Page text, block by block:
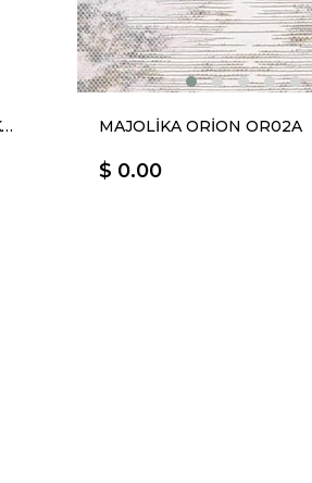
WOOLKNOT HALI CRAFT 1004F KOYU GRİ MAVİ MAJOLİKA ORİON OR02A
$ 0.00